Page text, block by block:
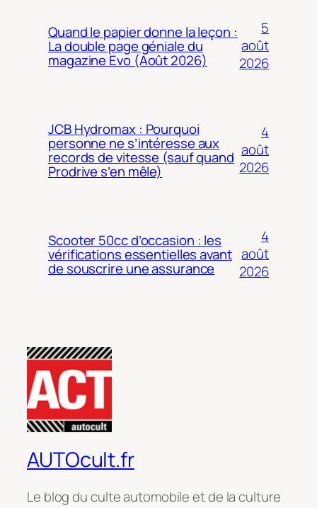
Quand le papier donne la leçon :
La double page géniale du
magazine Evo (Août 2026)
5
août
2026
JCB Hydromax : Pourquoi
personne ne s’intéresse aux
records de vitesse (sauf quand
Prodrive s’en mêle)
4
août
2026
Scooter 50cc d’occasion : les
vérifications essentielles avant
de souscrire une assurance
4
août
2026
AUTOcult.fr
Le blog du culte automobile et de la culture